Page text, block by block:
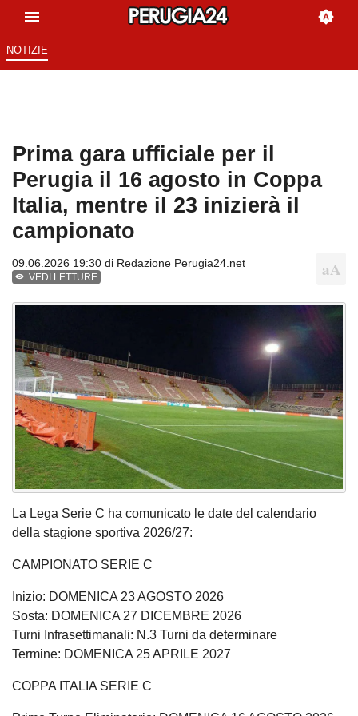
NOTIZIE
Prima gara ufficiale per il
Perugia il 16 agosto in Coppa
Italia, mentre il 23 inizierà il
campionato
09.06.2026 19:30 di Redazione Perugia24.net
VEDI LETTURE
La Lega Serie C ha comunicato le date del calendario
della stagione sportiva 2026/27:
CAMPIONATO SERIE C
Inizio: DOMENICA 23 AGOSTO 2026
Sosta: DOMENICA 27 DICEMBRE 2026
Turni Infrasettimanali: N.3 Turni da determinare
Termine: DOMENICA 25 APRILE 2027
COPPA ITALIA SERIE C